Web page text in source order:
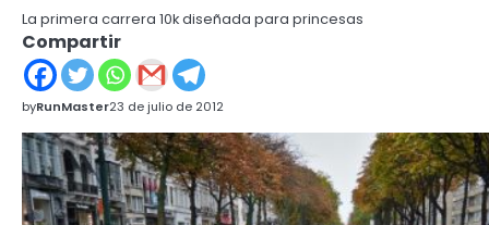
La primera carrera 10k diseñada para princesas
Compartir
byRunMaster23 de julio de 2012